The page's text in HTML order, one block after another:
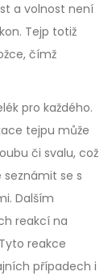
a volnost není
Tejp totiž
čímž
pro každého.
tejpu může
či svalu, což
seznámit se s
Dalším
reakcí na
reakce
případech i